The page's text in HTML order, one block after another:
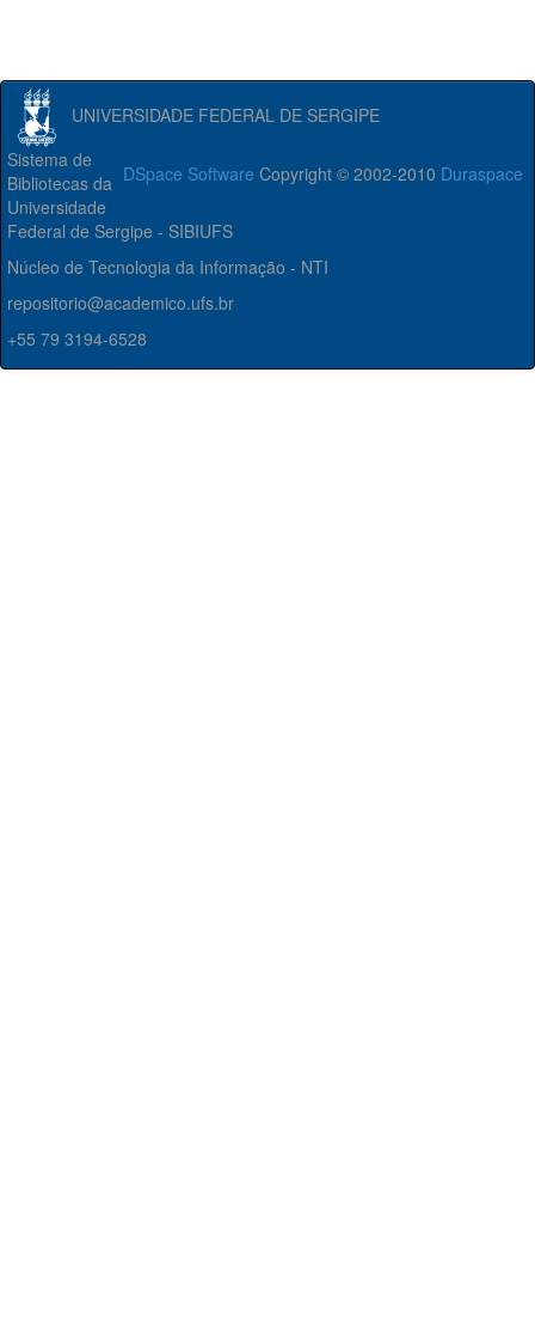
UNIVERSIDADE FEDERAL DE SERGIPE
DSpace Software Copyright © 2002-2010 Duraspace
Sistema de
Bibliotecas da
Universidade
Federal de Sergipe - SIBIUFS
Núcleo de Tecnologia da Informação - NTI
repositorio@academico.ufs.br
+55 79 3194-6528